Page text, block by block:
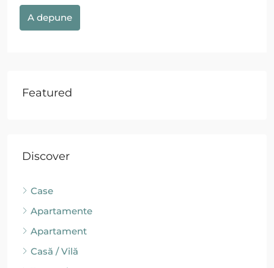
A depune
Featured
Discover
Case
Apartamente
Apartament
Casă / Vilă